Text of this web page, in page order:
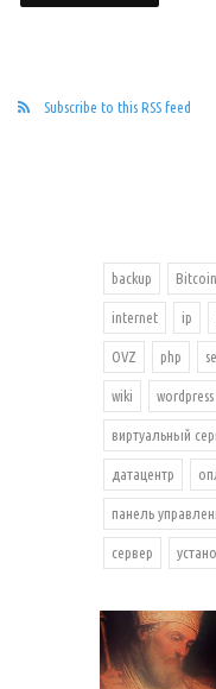
Subscribe to this RSS feed
backup Bitcoin
internet ip
OVZ php
wiki wordpress
виртуальный
датацентр
панель
сервер